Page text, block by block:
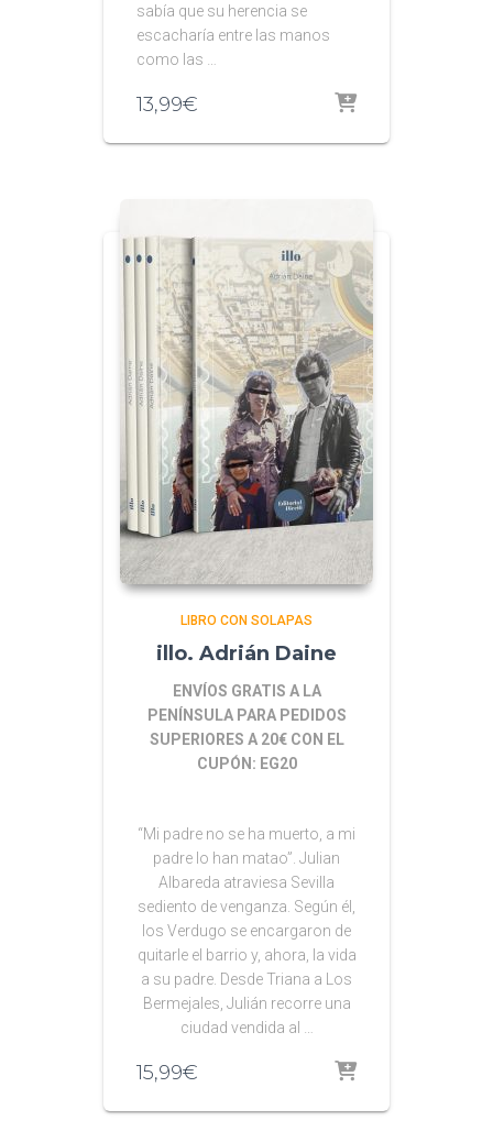
sabía que su herencia se
escacharía entre las manos
como las …
13,99€
LIBRO CON SOLAPAS
illo. Adrián Daine
ENVÍOS GRATIS A LA
PENÍNSULA PARA PEDIDOS
SUPERIORES A 20€ CON EL
CUPÓN: EG20
“Mi padre no se ha muerto, a mi
padre lo han matao”. Julian
Albareda atraviesa Sevilla
sediento de venganza. Según él,
los Verdugo se encargaron de
quitarle el barrio y, ahora, la vida
a su padre. Desde Triana a Los
Bermejales, Julián recorre una
ciudad vendida al …
15,99€